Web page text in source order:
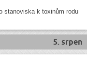
stanoviska k toxinům rodu
5. srpen